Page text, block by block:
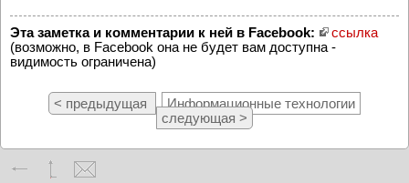
Эта заметка и комментарии к ней в Facebook:
ссылка
(возможно, в Facebook она не будет вам доступна -
видимость ограничена)
< предыдущая
Информационные технологии
следующая >